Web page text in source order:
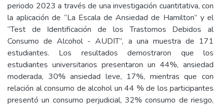
periodo 2023 a través de una investigación cuantitativa, con
la aplicación de “La Escala de Ansiedad de Hamilton” y el
“Test de Identificación de los Trastornos Debidos al
Consumo de Alcohol - AUDIT”, a una muestra de 171
estudiantes. Los resultados demostraron que los
estudiantes universitarios presentaron un 44%, ansiedad
moderada, 30% ansiedad leve, 17%, mientras que con
relación al consumo de alcohol un 44 % de los participantes
presentó un consumo perjudicial, 32% consumo de riesgo,